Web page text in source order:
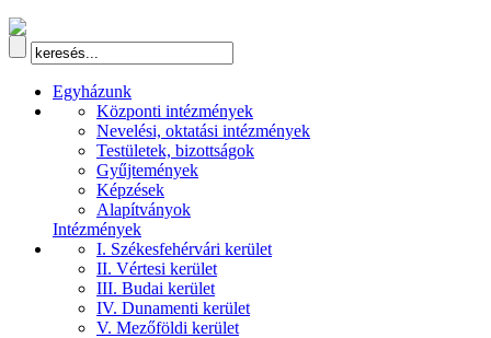
Egyházunk
Központi intézmények
Nevelési, oktatási intézmények
Testületek, bizottságok
Gyűjtemények
Képzések
Alapítványok
Intézmények
I. Székesfehérvári kerület
II. Vértesi kerület
III. Budai kerület
IV. Dunamenti kerület
V. Mezőföldi kerület